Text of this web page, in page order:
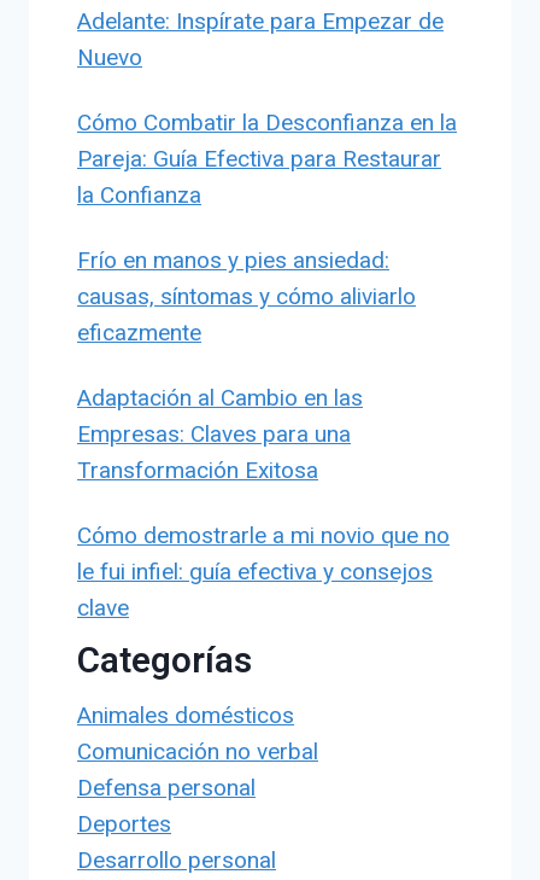
Adelante: Inspírate para Empezar de
Nuevo
Cómo Combatir la Desconfianza en la
Pareja: Guía Efectiva para Restaurar
la Confianza
Frío en manos y pies ansiedad:
causas, síntomas y cómo aliviarlo
eficazmente
Adaptación al Cambio en las
Empresas: Claves para una
Transformación Exitosa
Cómo demostrarle a mi novio que no
le fui infiel: guía efectiva y consejos
clave
Categorías
Animales domésticos
Comunicación no verbal
Defensa personal
Deportes
Desarrollo personal